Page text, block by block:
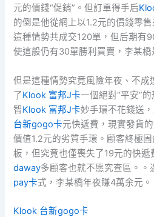
元的價錢“促銷”。但訂單得手后
的倒是他從網上以1.2元的價錢零
這種情勢共成交120單，但后期有
使這般仍有30單勝利買賣，李某
但是這種情勢究竟風險年夜、不成
了Klook 富邦J卡一個絕對“平安”
智Klook 富邦J卡妙手環不花錢送
台新gogo卡元快遞費，現實發貨
價值1.2元的劣質手環。顧客終極
板，但究竟也僅喪失了19元的快遞
daway多顧客也就不愿究查區。。
pay卡式，李某橋年夜賺4萬余元。
Klook 台新gogo卡